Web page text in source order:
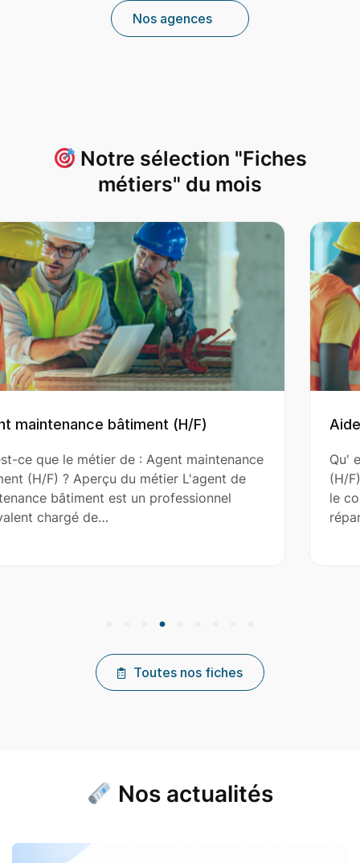
Nos agences
Notre sélection "Fiches
métiers" du mois
Aide Couvreur (H/F)
Qu' est-ce que le métier de : Aide Couvreur
(H/F) ? Aperçu du métier L'aide couvreur
le couvreur principal dans l’installation, la
réparation et…
Toutes nos fiches
Nos actualités